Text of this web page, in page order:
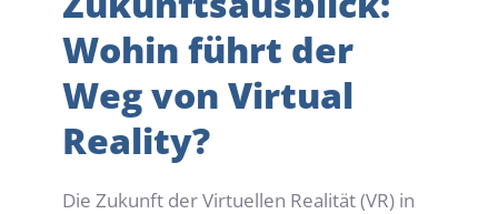
Wohin führt der
Weg von Virtual
Reality?
Die Zukunft der Virtuellen Realität (VR) in